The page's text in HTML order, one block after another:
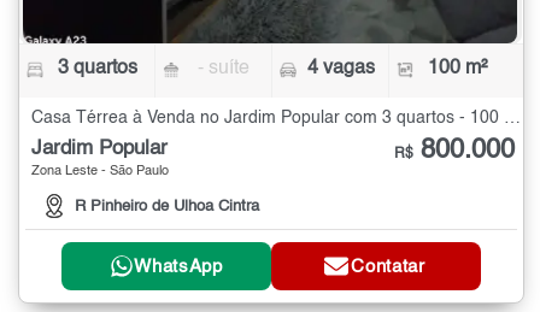
3 quartos - suíte 4 vagas 100 m²
Casa Térrea à Venda no Jardim Popular com 3 quartos - 100 m²
Jardim Popular
Zona Leste - São Paulo
R Pinheiro de Ulhoa Cintra
R$ 800.000
WhatsApp Contatar